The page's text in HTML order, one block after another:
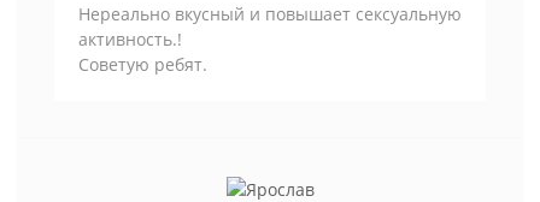
Нереально вкусный и повышает сексуальную
активность.!
Советую ребят.